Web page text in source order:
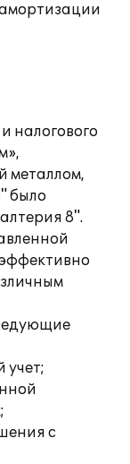
налогового
металлом,
было
8".
учет;
с